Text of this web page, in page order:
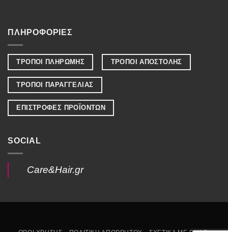
ΠΛΗΡΟΦΟΡΙΕΣ
ΤΡΟΠΟΙ ΠΛΗΡΩΜΗΣ ΤΡΟΠΟΙ ΑΠΟΣΤΟΛΗΣ
ΤΡΟΠΟΙ ΠΑΡΑΓΓΕΛΙΑΣ
ΕΠΙΣΤΡΟΦΕΣ ΠΡΟΪΟΝΤΩΝ
SOCIAL
Care&Hair.gr